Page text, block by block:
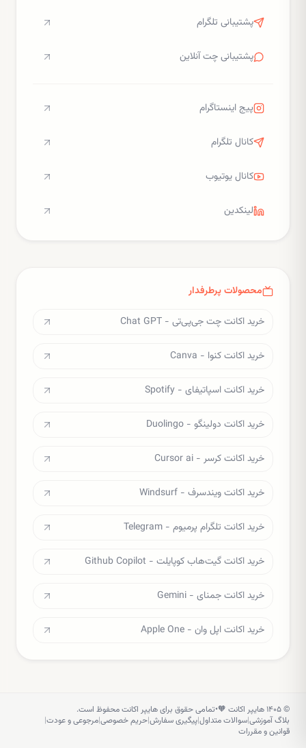
پشتیبانی تلگرام
پشتیبانی چت آنلاین
پیج اینستاگرام
کانال تلگرام
کانال یوتیوب
لینکدین
محصولات پرطرفدار
خرید اکانت چت جی‌پی‌تی - Chat GPT
خرید اکانت کنوا - Canva
خرید اکانت اسپاتیفای - Spotify
خرید اکانت دولینگو - Duolingo
خرید اکانت کرسر - Cursor ai
خرید اکانت ویندسرف - Windsurf
خرید اکانت تلگرام پرمیوم - Telegram
خرید اکانت گیت‌هاب کوپایلت - Github Copilot
خرید اکانت جمنای - Gemini
خرید اکانت اپل وان - Apple One
©۱۴۰۵هایپر اکانت 🧡•تمامی حقوق برای هایپر اکانت محفوظ است.
بلاگ آموزشی|سوالات متداول|پیگیری سفارش|حریم خصوصی|مرجوعی و عودت|
قوانین و مقررات